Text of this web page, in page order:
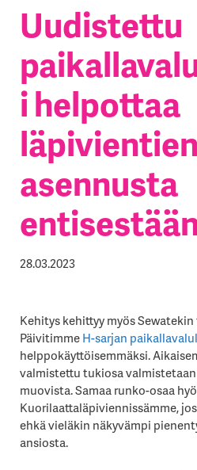
Uudistettu
i helpottaa
läpivientien
asennusta
28.03.2023
Kehitys kehittyy myös
PäivitimmeH-sarjan
helppokäyttöisemmäksi.
valmistettu tukiosa
muovista. Samaa runko-osaa
Kuorilaattaläpiviennissämme,
ehkä vieläkin näkyvämpi
ansiosta.